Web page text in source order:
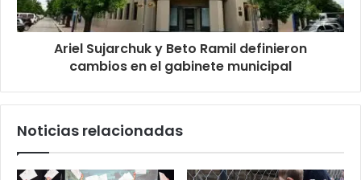
Ariel Sujarchuk y Beto Ramil definieron
cambios en el gabinete municipal
Noticias relacionadas